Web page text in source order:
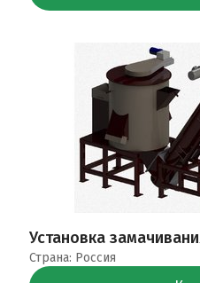
Установка
Страна: Россия